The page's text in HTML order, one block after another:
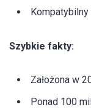
Szybkie fakty:
Założona w
Ponad 100